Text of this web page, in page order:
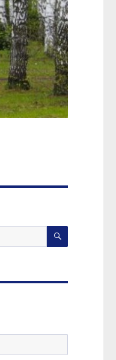
SEARCH